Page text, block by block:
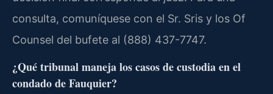
consulta, comuníquese con el Sr. Sris y los Of
Counsel del bufete al (888) 437-7747.
¿Qué tribunal maneja los casos de custodia en el
condado de Fauquier?